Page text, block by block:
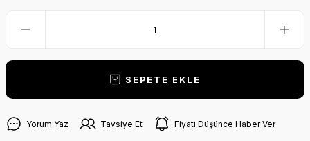
SEPETE EKLE
Yorum Yaz Tavsiye Et Fiyatı Düşünce Haber Ver